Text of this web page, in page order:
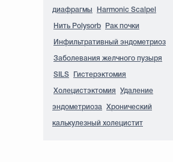
диафрагмы Harmonic Scalpel
Нить Polysorb Рак почки
Инфильтративный эндометриоз
Заболевания желчного пузыря
SILS Гистерэктомия
Холецистэктомия Удаление
эндометриоза Хронический
калькулезный холецистит